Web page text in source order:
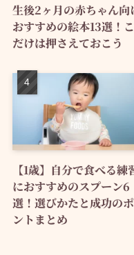
生後2ヶ月の赤ちゃん向
おすすめの絵本13選！
だけは押さえておこう
【1歳】自分で食べる練
におすすめのスプーン6
選！選びかたと成功の
ントまとめ